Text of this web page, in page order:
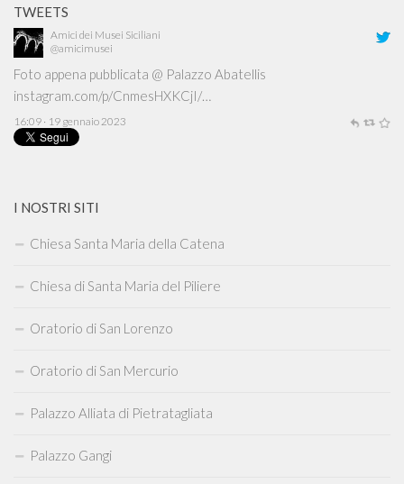
TWEETS
Amici dei Musei Siciliani
@amicimusei
Foto appena pubblicata @ Palazzo Abatellis
instagram.com/p/CnmesHXKCjI/…
16:09 · 19 gennaio 2023
I NOSTRI SITI
Chiesa Santa Maria della Catena
Chiesa di Santa Maria del Piliere
Oratorio di San Lorenzo
Oratorio di San Mercurio
Palazzo Alliata di Pietratagliata
Palazzo Gangi